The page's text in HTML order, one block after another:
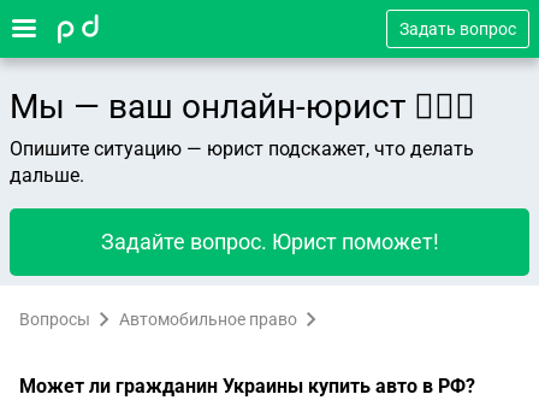
Задать вопрос
Мы — ваш онлайн-юрист 👨🏻‍⚖️
Опишите ситуацию — юрист подскажет, что делать
дальше.
Задайте вопрос. Юрист поможет!
Вопросы Автомобильное право
Может ли гражданин Украины купить авто в РФ?